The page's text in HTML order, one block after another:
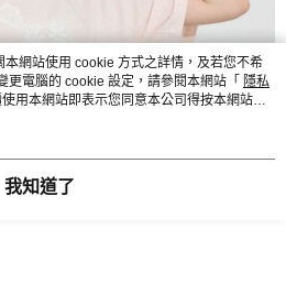
網站使用 cookie 方式之詳情，及若您不希
更電腦的 cookie 設定，請參閱本網站「 隱私
用本網站即表示您同意本公司得按本網站使
我知道了